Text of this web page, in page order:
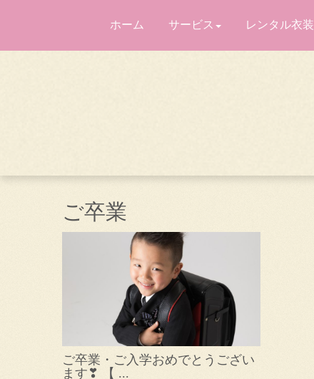
ホーム サービス レンタル衣装
ご卒業
ご卒業・ご入学おめでとうござい
ます❣ 【 ...